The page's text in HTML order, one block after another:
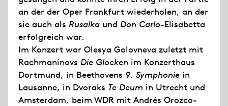
an der der Oper Frankfurt wiederholen, an der
sie auch als Rusalka und Don Carlo-Elisabetta
erfolgreich war.
Im Konzert war Olesya Golovneva zuletzt mit
Rachmaninovs Die Glocken im Konzerthaus
Dortmund, in Beethovens 9. Symphonie in
Lausanne, in Dvoraks Te Deum in Utrecht und
Amsterdam, beim WDR mit Andrés Orozco-